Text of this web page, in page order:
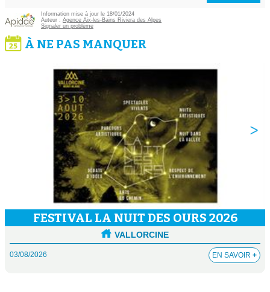
Information mise à jour le 18/01/2024
Auteur : Agence Aix-les-Bains Riviera des Alpes
Signaler un problème
À NE PAS MANQUER
FESTIVAL LA NUIT DES OURS 2026
VALLORCINE
03/08/2026 EN SAVOIR +